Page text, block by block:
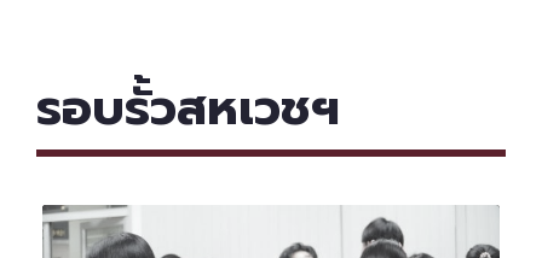
รอบรั้วสหเวชฯ